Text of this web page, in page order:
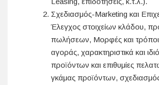
Σχεδιασμός-Marketing και
Έλεγχος στοιχείων κλάδου,
πωλήσεων, Μορφές και
αγοράς, χαρακτηριστικά και
προϊόντων και επιθυμίες
γκάμας προϊόντων,